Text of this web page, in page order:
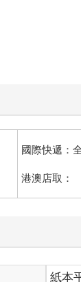
國際快遞：
港澳店取：
紙本